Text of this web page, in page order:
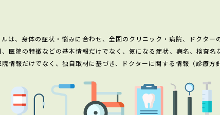
ルは、身体の症状・悩みに合わせ、全国のクリニック・病院、ドクター
医院の特徴などの基本情報だけでなく、気になる症状、病名、検査
院情報だけでなく、独自取材に基づき、ドクターに関する情報（診療方